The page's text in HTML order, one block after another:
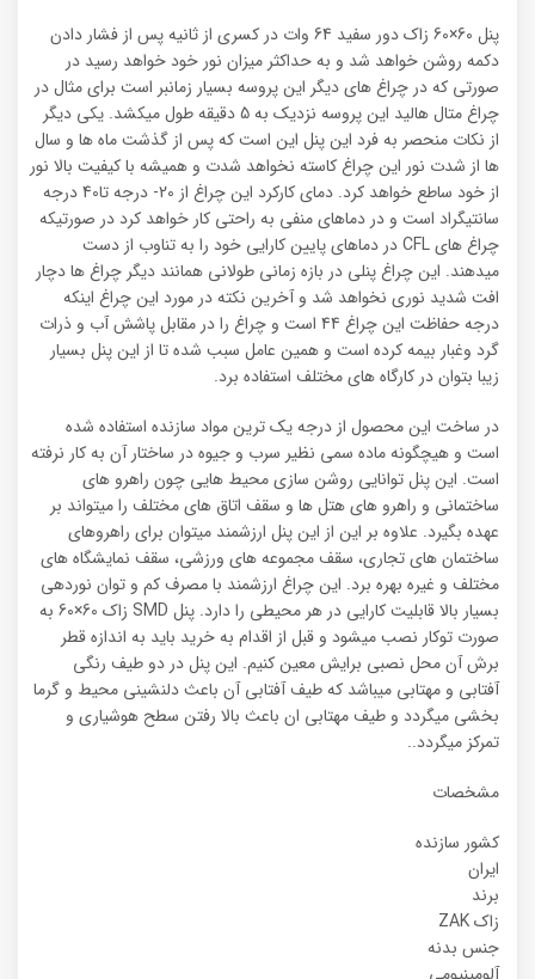
پنل 60×60 زاک دور سفید 64 وات در کسری از ثانیه پس از فشار دادن
دکمه روشن خواهد شد و به حداکثر میزان نور خود خواهد رسید در
صورتی که در چراغ های دیگر این پروسه بسیار زمانبر است برای مثال در
چراغ متال هالید این پروسه نزدیک به 5 دقیقه طول میکشد. یکی دیگر
از نکات منحصر به فرد این پنل این است که پس از گذشت ماه ها و سال
ها از شدت نور این چراغ کاسته نخواهد شدت و همیشه با کیفیت بالا نور
از خود ساطع خواهد کرد. دمای کارکرد این چراغ از 20- درجه تا40 درجه
سانتیگراد است و در دماهای منفی به راحتی کار خواهد کرد در صورتیکه
چراغ های CFL در دماهای پایین کارایی خود را به تناوب از دست
میدهند. این چراغ پنلی در بازه زمانی طولانی همانند دیگر چراغ ها دچار
افت شدید نوری نخواهد شد و آخرین نکته در مورد این چراغ اینکه
درجه حفاظت این چراغ 44 است و چراغ را در مقابل پاشش آب و ذرات
گرد وغبار بیمه کرده است و همین عامل سبب شده تا از این پنل بسیار
زیبا بتوان در کارگاه های مختلف استفاده برد.
در ساخت این محصول از درجه یک ترین مواد سازنده استفاده شده
است و هیچگونه ماده سمی نظیر سرب و جیوه در ساختار آن به کار نرفته
است. این پنل توانایی روشن سازی محیط هایی چون راهرو های
ساختمانی و راهرو های هتل ها و سقف اتاق های مختلف را میتواند بر
عهده بگیرد. علاوه بر این از این پنل ارزشمند میتوان برای راهروهای
ساختمان های تجاری، سقف مجموعه های ورزشی، سقف نمایشگاه های
مختلف و غیره بهره برد. این چراغ ارزشمند با مصرف کم و توان نوردهی
بسیار بالا قابلیت کارایی در هر محیطی را دارد. پنل SMD زاک 60×60 به
صورت توکار نصب میشود و قبل از اقدام به خرید باید به اندازه قطر
برش آن محل نصبی برایش معین کنیم. این پنل در دو طیف رنگی
آفتابی و مهتابی میباشد که طیف آفتابی آن باعث دلنشینی محیط و گرما
بخشی میگردد و طیف مهتابی ان باعث بالا رفتن سطح هوشیاری و
تمرکز میگردد..
مشخصات
کشور سازنده
ایران
برند
زاک ZAK
جنس بدنه